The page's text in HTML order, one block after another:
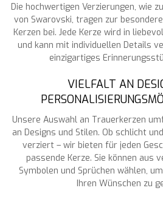
Die hochwertigen Verzierungen, wie
von Swarovski, tragen zur
Kerzen bei. Jede Kerze wird in
und kann mit individuellen Details
einzigartiges
VIELFALT AN
Unsere Auswahl an Trauerkerzen
an Designs und Stilen. Ob schlicht
verziert – wir bieten für jeden
passende Kerze. Sie können aus
Symbolen und Sprüchen wählen,
Ihren Wünschen zu